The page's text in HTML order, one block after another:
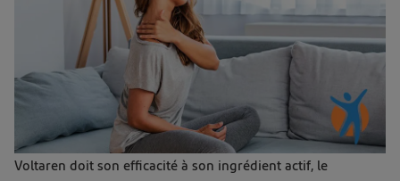
Voltaren doit son efficacité à son ingrédient actif, le